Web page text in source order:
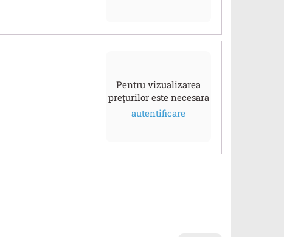
Pentru vizualizarea
prețurilor este necesara
autentificare